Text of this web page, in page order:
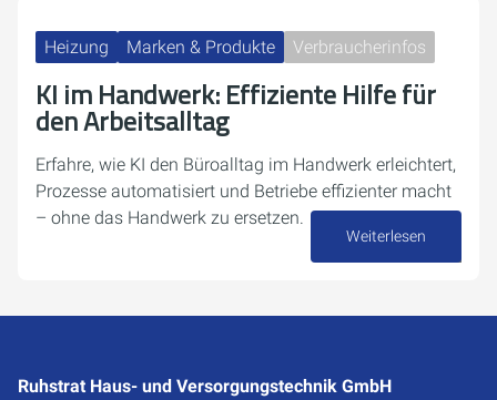
Heizung Marken & Produkte Verbraucherinfos
KI im Handwerk: Effiziente Hilfe für
den Arbeitsalltag
Erfahre, wie KI den Büroalltag im Handwerk erleichtert,
Prozesse automatisiert und Betriebe effizienter macht
– ohne das Handwerk zu ersetzen.
Weiterlesen
Ruhstrat Haus- und Versorgungstechnik GmbH